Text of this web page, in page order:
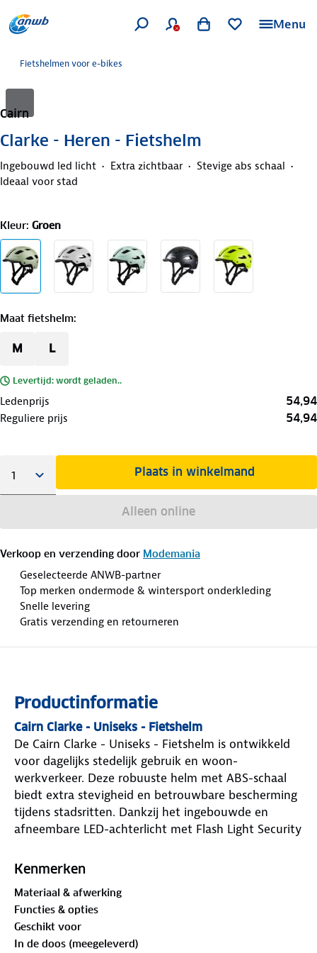
Menu
Fietshelmen voor e-bikes
Cairn
Clarke - Heren - Fietshelm
Ingebouwd led licht Extra zichtbaar
Stevige abs schaal
Ideaal voor stad
Kleur: Groen
Maat fietshelm:
M L
Levertijd: wordt geladen..
Ledenprijs 54,94
Reguliere prijs 54,94
Plaats in winkelmand
Alleen online
Verkoop en verzending door Modemania
Geselecteerde ANWB-partner
Top merken ondermode & wintersport onderkleding
Snelle levering
Gratis verzending en retourneren
Productinformatie
Cairn Clarke - Uniseks - Fietshelm
De Cairn Clarke - Uniseks - Fietshelm is ontwikkeld
voor dagelijks stedelijk gebruik en woon-
werkverkeer. Deze robuuste helm met ABS-schaal
biedt extra stevigheid en betrouwbare bescherming
tijdens stadsritten. Dankzij het ingebouwde en
afneembare LED-achterlicht met Flash Light Security
beschikt de helm over een geïntegreerde ruimte om
Met een gewicht van circa 390 gram is dit een solide
keuze voor wie dagelijks veilig en zichtbaar door het
verkeer wil bewegen, zowel overdag als in de
avond.
Kenmerken
Materiaal & afwerking
Functies & opties
Geschikt voor
In de doos (meegeleverd)